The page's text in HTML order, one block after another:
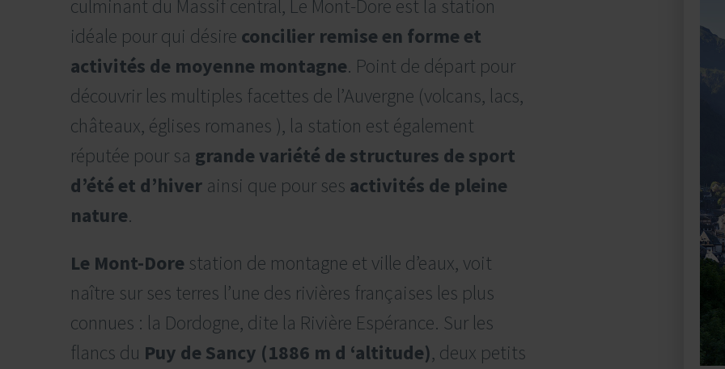
culminant du Massif central, Le Mont-Dore est la station
idéale pour qui désire concilier remise en forme et
activités de moyenne montagne. Point de départ pour
découvrir les multiples facettes de l’Auvergne (volcans, lacs,
châteaux, églises romanes ), la station est également
réputée pour sa grande variété de structures de sport
d’été et d’hiver ainsi que pour ses activités de pleine
nature.
Le Mont-Dore station de montagne et ville d’eaux, voit
naître sur ses terres l’une des rivières françaises les plus
connues : la Dordogne, dite la Rivière Espérance. Sur les
flancs du Puy de Sancy (1886 m d ‘altitude), deux petits